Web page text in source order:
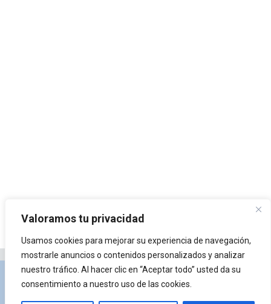
Valoramos tu privacidad
Usamos cookies para mejorar su experiencia de navegación,
mostrarle anuncios o contenidos personalizados y analizar
nuestro tráfico. Al hacer clic en “Aceptar todo” usted da su
consentimiento a nuestro uso de las cookies.
Privacidad y Política de Cookies Portal de
arquitectura Lista de Temas ¿Qué es Arkiplus?